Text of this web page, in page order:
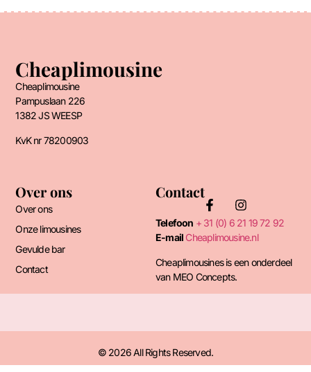
Cheaplimousine
Cheaplimousine
Pampuslaan 226
1382 JS WEESP
KvK nr 78200903
Over ons
Over ons
Onze limousines
Gevulde bar
Contact
Contact
Telefoon + 31 (0) 6 21 19 72 92
E-mail Cheaplimousine.nl
Cheaplimousines is een onderdeel
van MEO Concepts.
© 2026 All Rights Reserved.